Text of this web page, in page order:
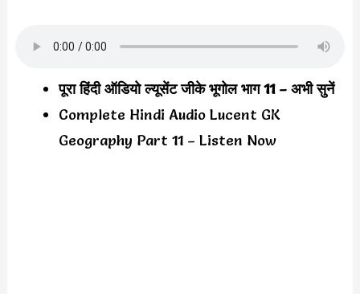
पूरा हिंदी ऑडियो ल्यूसेंट जीके भूगोल भाग 11 – अभी सुनें
Complete Hindi Audio Lucent GK
Geography Part 11 – Listen Now